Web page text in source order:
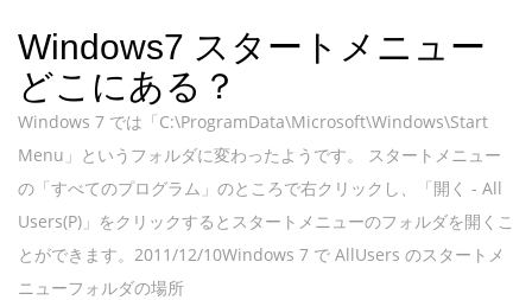
Windows7 スタートメニュー
どこにある？
Windows 7 では「C:\ProgramData\Microsoft\Windows\Start
Menu」というフォルダに変わったようです。 スタートメニュー
の「すべてのプログラム」のところで右クリックし、「開く - All
Users(P)」をクリックするとスタートメニューのフォルダを開くこ
とができます。2011/12/10Windows 7 で AllUsers のスタートメ
ニューフォルダの場所